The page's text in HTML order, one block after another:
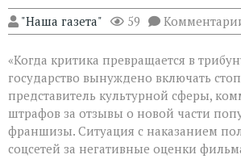
"Наша газета" 59
«Когда критика превращается в
государство вынуждено включать
представитель культурной сферы,
штрафов за отзывы о новой части
франшизы. Ситуация с наказанием
соцсетей за негативные оценки